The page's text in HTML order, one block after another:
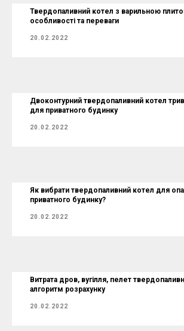
Твердопаливний котел з варильною
особливості та переваги
20.02.2022
Двоконтурний твердопаливний котел
для приватного будинку
20.02.2022
Як вибрати твердопаливний котел для
приватного будинку?
20.02.2022
Витрата дров, вугілля, пелет
алгоритм розрахунку
20.02.2022